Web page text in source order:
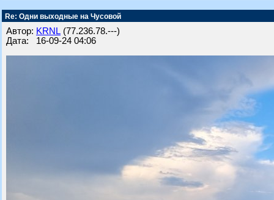
Re: Одни выходные на Чусовой
Автор: KRNL (77.236.78.---)
Дата: 16-09-24 04:06